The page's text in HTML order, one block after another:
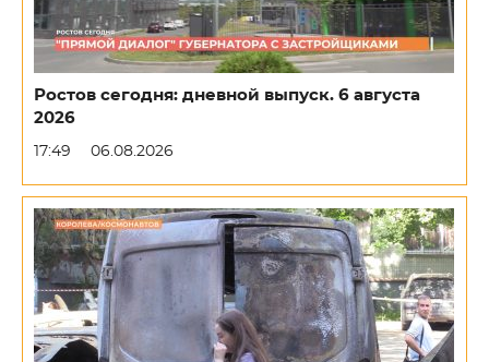
Ростов сегодня: дневной выпуск. 6 августа
2026
17:49 06.08.2026